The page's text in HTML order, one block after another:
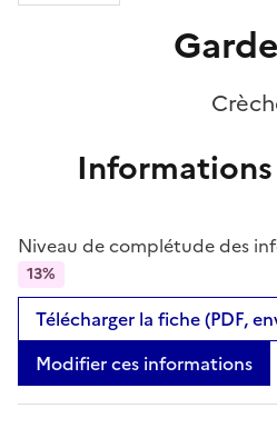
Informations
Niveau de complétude des
13%
Télécharger la fiche (PDF,
Modifier ces informations